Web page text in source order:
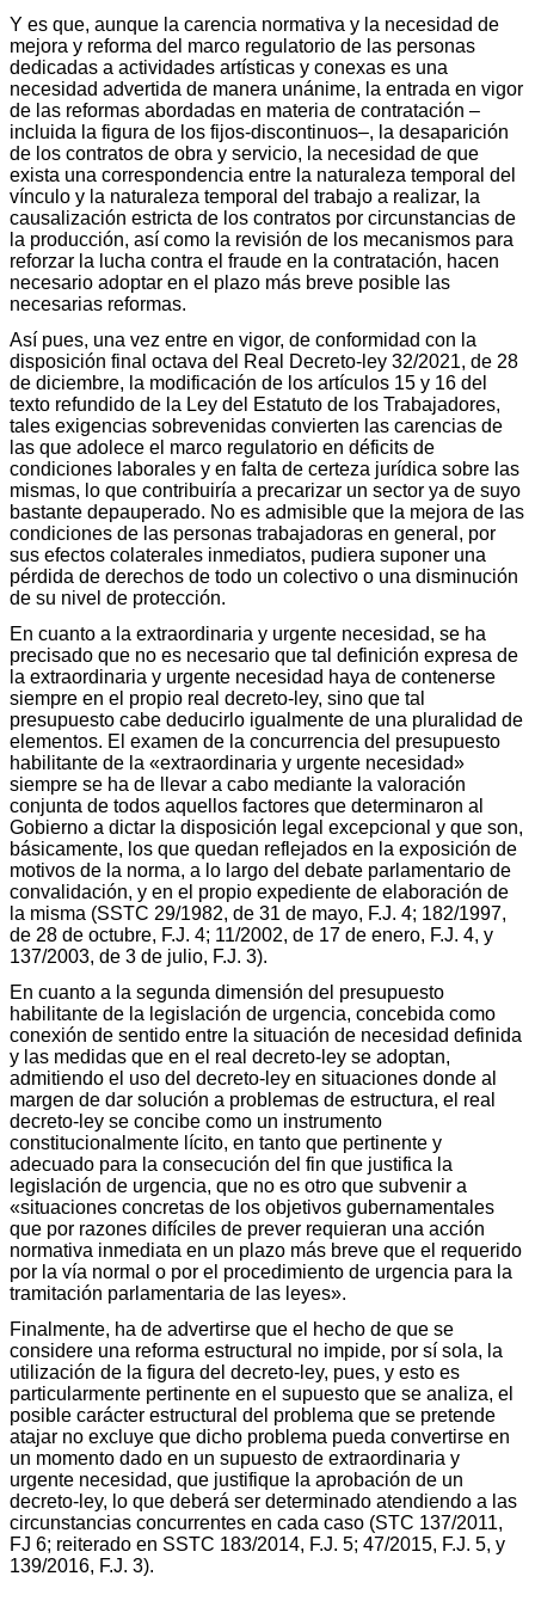
Y es que, aunque la carencia normativa y la necesidad de
mejora y reforma del marco regulatorio de las personas
dedicadas a actividades artísticas y conexas es una
necesidad advertida de manera unánime, la entrada en vigor
de las reformas abordadas en materia de contratación –
incluida la figura de los fijos-discontinuos–, la desaparición
de los contratos de obra y servicio, la necesidad de que
exista una correspondencia entre la naturaleza temporal del
vínculo y la naturaleza temporal del trabajo a realizar, la
causalización estricta de los contratos por circunstancias de
la producción, así como la revisión de los mecanismos para
reforzar la lucha contra el fraude en la contratación, hacen
necesario adoptar en el plazo más breve posible las
necesarias reformas.
Así pues, una vez entre en vigor, de conformidad con la
disposición final octava del Real Decreto-ley 32/2021, de 28
de diciembre, la modificación de los artículos 15 y 16 del
texto refundido de la Ley del Estatuto de los Trabajadores,
tales exigencias sobrevenidas convierten las carencias de
las que adolece el marco regulatorio en déficits de
condiciones laborales y en falta de certeza jurídica sobre las
mismas, lo que contribuiría a precarizar un sector ya de suyo
bastante depauperado. No es admisible que la mejora de las
condiciones de las personas trabajadoras en general, por
sus efectos colaterales inmediatos, pudiera suponer una
pérdida de derechos de todo un colectivo o una disminución
de su nivel de protección.
En cuanto a la extraordinaria y urgente necesidad, se ha
precisado que no es necesario que tal definición expresa de
la extraordinaria y urgente necesidad haya de contenerse
siempre en el propio real decreto-ley, sino que tal
presupuesto cabe deducirlo igualmente de una pluralidad de
elementos. El examen de la concurrencia del presupuesto
habilitante de la «extraordinaria y urgente necesidad»
siempre se ha de llevar a cabo mediante la valoración
conjunta de todos aquellos factores que determinaron al
Gobierno a dictar la disposición legal excepcional y que son,
básicamente, los que quedan reflejados en la exposición de
motivos de la norma, a lo largo del debate parlamentario de
convalidación, y en el propio expediente de elaboración de
la misma (SSTC 29/1982, de 31 de mayo, F.J. 4; 182/1997,
de 28 de octubre, F.J. 4; 11/2002, de 17 de enero, F.J. 4, y
137/2003, de 3 de julio, F.J. 3).
En cuanto a la segunda dimensión del presupuesto
habilitante de la legislación de urgencia, concebida como
conexión de sentido entre la situación de necesidad definida
y las medidas que en el real decreto-ley se adoptan,
admitiendo el uso del decreto-ley en situaciones donde al
margen de dar solución a problemas de estructura, el real
decreto-ley se concibe como un instrumento
constitucionalmente lícito, en tanto que pertinente y
adecuado para la consecución del fin que justifica la
legislación de urgencia, que no es otro que subvenir a
«situaciones concretas de los objetivos gubernamentales
que por razones difíciles de prever requieran una acción
normativa inmediata en un plazo más breve que el requerido
por la vía normal o por el procedimiento de urgencia para la
tramitación parlamentaria de las leyes».
Finalmente, ha de advertirse que el hecho de que se
considere una reforma estructural no impide, por sí sola, la
utilización de la figura del decreto-ley, pues, y esto es
particularmente pertinente en el supuesto que se analiza, el
posible carácter estructural del problema que se pretende
atajar no excluye que dicho problema pueda convertirse en
un momento dado en un supuesto de extraordinaria y
urgente necesidad, que justifique la aprobación de un
decreto-ley, lo que deberá ser determinado atendiendo a las
circunstancias concurrentes en cada caso (STC 137/2011,
FJ 6; reiterado en SSTC 183/2014, F.J. 5; 47/2015, F.J. 5, y
139/2016, F.J. 3).